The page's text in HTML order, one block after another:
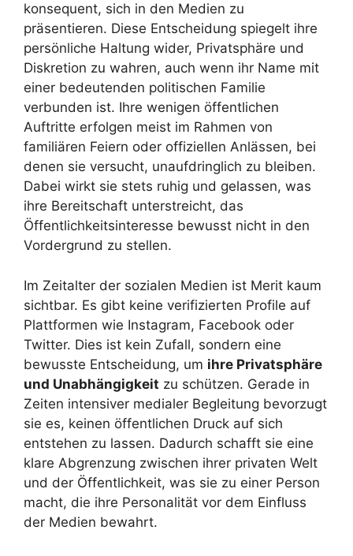
konsequent, sich in den Medien zu
präsentieren. Diese Entscheidung spiegelt ihre
persönliche Haltung wider, Privatsphäre und
Diskretion zu wahren, auch wenn ihr Name mit
einer bedeutenden politischen Familie
verbunden ist. Ihre wenigen öffentlichen
Auftritte erfolgen meist im Rahmen von
familiären Feiern oder offiziellen Anlässen, bei
denen sie versucht, unaufdringlich zu bleiben.
Dabei wirkt sie stets ruhig und gelassen, was
ihre Bereitschaft unterstreicht, das
Öffentlichkeitsinteresse bewusst nicht in den
Vordergrund zu stellen.
Im Zeitalter der sozialen Medien ist Merit kaum
sichtbar. Es gibt keine verifizierten Profile auf
Plattformen wie Instagram, Facebook oder
Twitter. Dies ist kein Zufall, sondern eine
bewusste Entscheidung, um ihre Privatsphäre
und Unabhängigkeit zu schützen. Gerade in
Zeiten intensiver medialer Begleitung bevorzugt
sie es, keinen öffentlichen Druck auf sich
entstehen zu lassen. Dadurch schafft sie eine
klare Abgrenzung zwischen ihrer privaten Welt
und der Öffentlichkeit, was sie zu einer Person
macht, die ihre Personalität vor dem Einfluss
der Medien bewahrt.